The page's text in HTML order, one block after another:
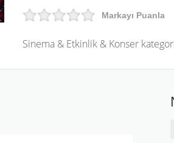
Markayı Puanla
Sinema & Etkinlik & Konser